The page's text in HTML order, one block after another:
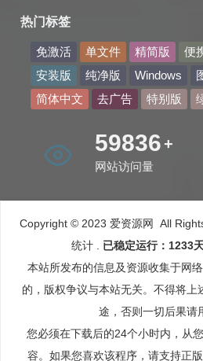
热门标签
免激活 单文件 精简版 便
安装版
纯净版 Windows
简体中文
去广告 特别版
71095 +
网站访问量
Copyright © 2023 爱资源网 All
统计
已稳定运行：1233
本站所发布的信息及资源收集于网
的，版权争议与本站无关。不得将上
途，否则一切后果请
您必须在下载后的24个小时内，从
容。如果您喜欢该程序，请支持正